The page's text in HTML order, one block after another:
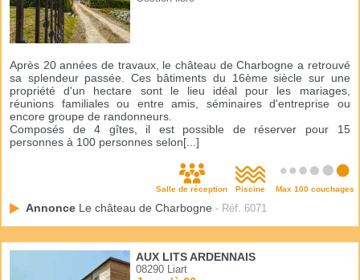
Après 20 années de travaux, le château de Charbogne a retrouvé
sa splendeur passée. Ces bâtiments du 16ème siècle sur une
propriété d'un hectare sont le lieu idéal pour les mariages,
réunions familiales ou entre amis, séminaires d'entreprise ou
encore groupe de randonneurs.
Composés de 4 gîtes, il est possible de réserver pour 15
personnes à 100 personnes selon[...]
Salle de réception Piscine Max 100 couchages
Annonce Le château de Charbogne - Réf. 6071
AUX LITS ARDENNAIS
08290 Liart